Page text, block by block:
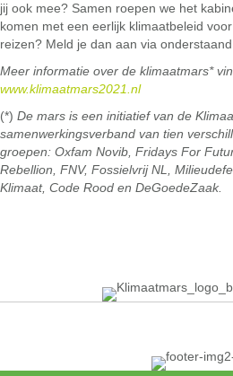
jij ook mee? Samen roepen we het
komen met een eerlijk klimaatbeleid
reizen? Meld je dan aan via
Meer informatie over de klimaatmars*
www.klimaatmars2021.nl
(*) De mars is een initiatief van de
samenwerkingsverband van tien
groepen: Oxfam Novib, Fridays For
Rebellion, FNV, Fossielvrij NL,
Klimaat, Code Rood en DeGoedeZaak.